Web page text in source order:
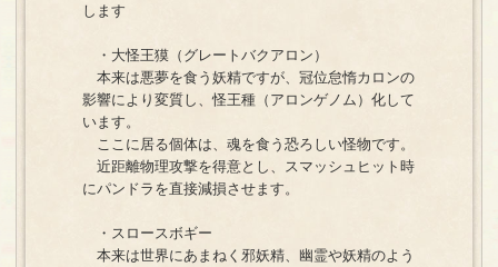
します
・大怪王獏（グレートバクアロン）
本来は悪夢を食う妖精ですが、冠位怠惰カロンの
影響により変質し、怪王種（アロンゲノム）化して
います。
ここに居る個体は、魂を食う恐ろしい怪物です。
近距離物理攻撃を得意とし、スマッシュヒット時
にパンドラを直接減損させます。
・スロースボギー
本来は世界にあまねく邪妖精、幽霊や妖精のよう